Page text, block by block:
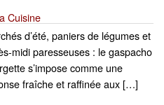
Cuisine
d’été, paniers de légumes et
midi paresseuses : le gaspacho
s’impose comme une
fraîche et raffinée aux […]